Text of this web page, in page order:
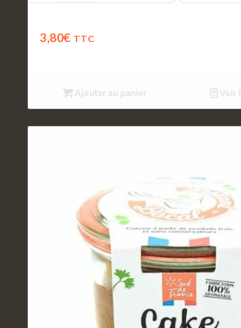
3,80€ TTC
Ajouter au panier Voir